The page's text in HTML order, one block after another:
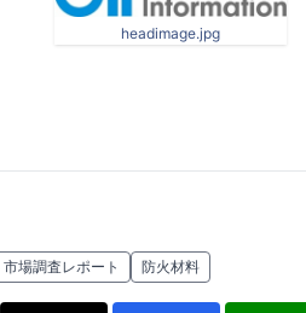
headimage.jpg
市場調査レポート 防火材料